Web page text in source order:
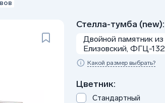
Стелла-тумба (new):
Двойной памятник из
Елизовский, ФГЦ-132
Какой размер выбрать?
Цветник:
Стандартный